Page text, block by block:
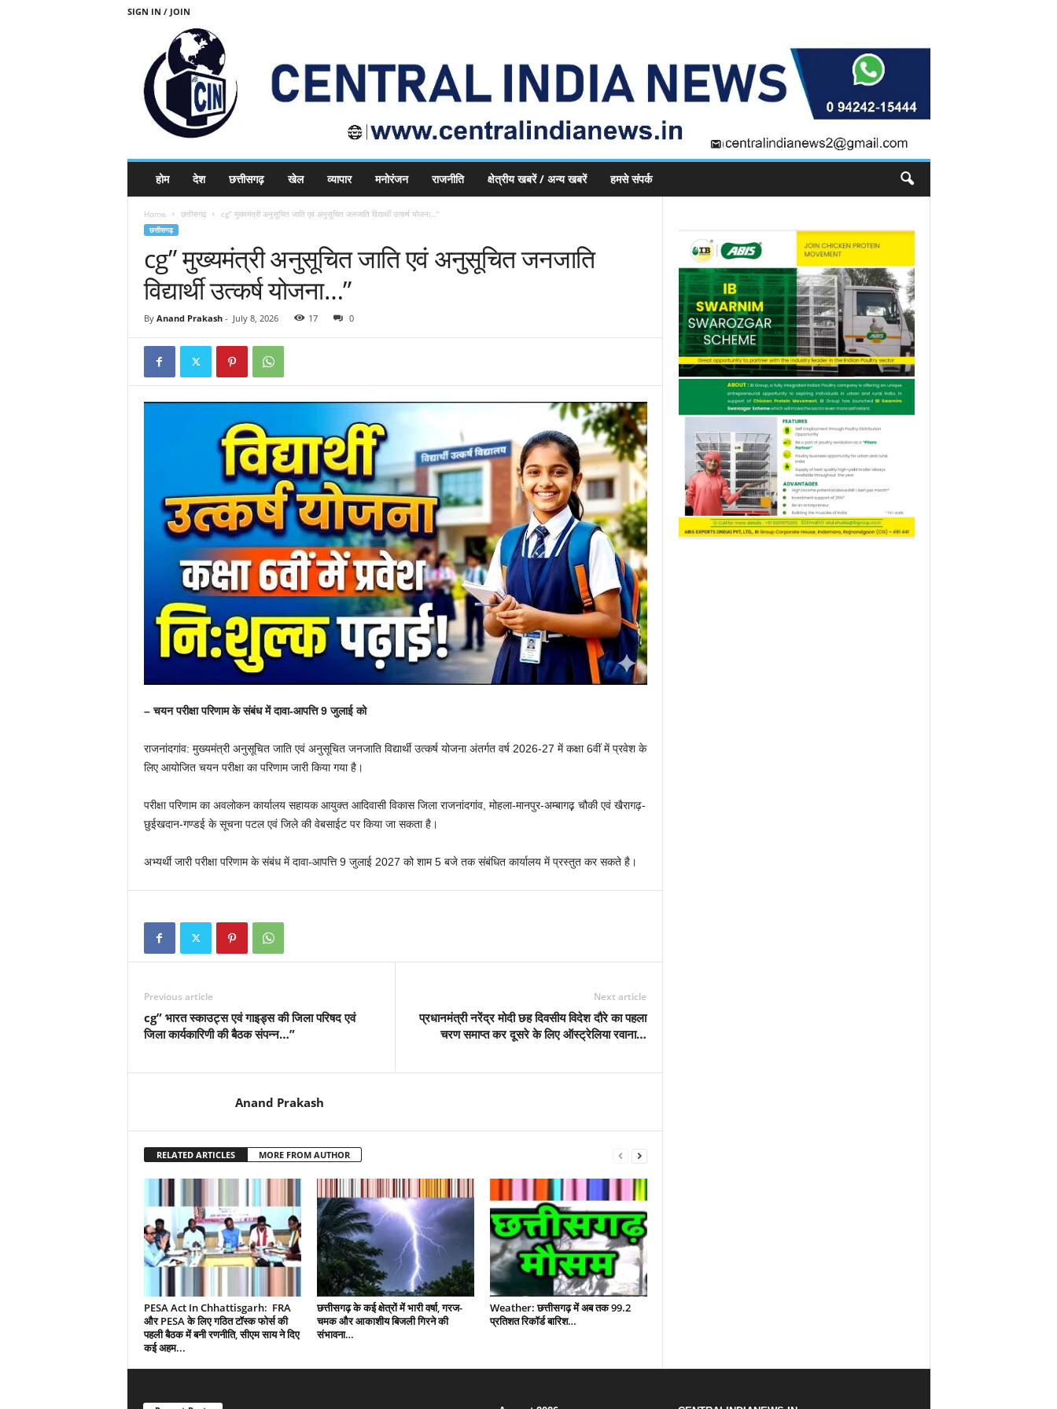
SIGN IN / JOIN
N
होम देश छत्तीसगढ़ खेल व्यापार मनोरंजन राजनीति क्षेत्रीय खबरें / अन्य खबरें हमसे संपर्क
Home छत्तीसगढ़ cg” मुख्यमंत्री अनुसूचित जाति एवं अनुसूचित जनजाति विद्यार्थी उत्कर्ष योजना…”
छत्तीसगढ़
cg” मुख्यमंत्री अनुसूचित जाति एवं अनुसूचित जनजाति
विद्यार्थी उत्कर्ष योजना…”
By Anand Prakash- July 8, 2026 17 0
– चयन परीक्षा परिणाम के संबंध में दावा-आपत्ति 9 जुलाई को
राजनांदगांव: मुख्यमंत्री अनुसूचित जाति एवं अनुसूचित जनजाति विद्यार्थी उत्कर्ष योजना अंतर्गत वर्ष 2026-27 में कक्षा 6वीं में प्रवेश के
लिए आयोजित चयन परीक्षा का परिणाम जारी किया गया है।
परीक्षा परिणाम का अवलोकन कार्यालय सहायक आयुक्त आदिवासी विकास जिला राजनांदगांव, मोहला-मानपुर-अम्बागढ़़ चौकी एवं खैरागढ़-
छुईखदान-गण्डई के सूचना पटल एवं जिले की वेबसाईट पर किया जा सकता है।
अभ्यर्थी जारी परीक्षा परिणाम के संबंध में दावा-आपत्ति 9 जुलाई 2027 को शाम 5 बजे तक संबंधित कार्यालय में प्रस्तुत कर सकते है।
Previous article
cg” भारत स्काउट्स एवं गाइड्स की जिला परिषद एवं
जिला कार्यकारिणी की बैठक संपन्न…”
Next article
प्रधानमंत्री नरेंद्र मोदी छह दिवसीय विदेश दौरे का पहला
चरण समाप्त कर दूसरे के लिए ऑस्ट्रेलिया रवाना…
Anand Prakash
RELATED ARTICLES MORE FROM AUTHOR
PESA Act In Chhattisgarh: FRA
और PESA के लिए गठित टॉस्क फोर्स की
पहली बैठक में बनी रणनीति, सीएम साय ने दिए
कई अहम...
छत्तीसगढ़ के कई क्षेत्रों में भारी वर्षा, गरज-
चमक और आकाशीय बिजली गिरने की
संभावना…
Weather: छत्तीसगढ़ में अब तक 99.2
प्रतिशत रिकॉर्ड बारिश…